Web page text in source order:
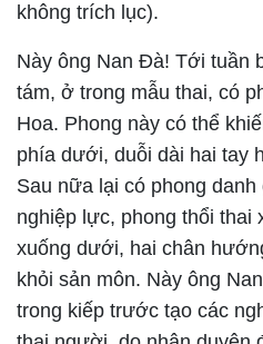
không trích lục).
Này ông Nan Đà! Tới tuần
tám, ở trong mẫu thai, có
Hoa. Phong này có thể
phía dưới, duỗi dài hai tay
Sau nữa lại có phong
nghiệp lực, phong thổi thai
xuống dưới, hai chân
khỏi sản môn. Này ông
trong kiếp trước tạo các